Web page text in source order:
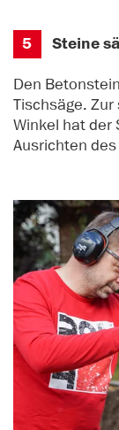
5 Steine
Den
Tischsäge.
Winkel hat der
Ausrichten